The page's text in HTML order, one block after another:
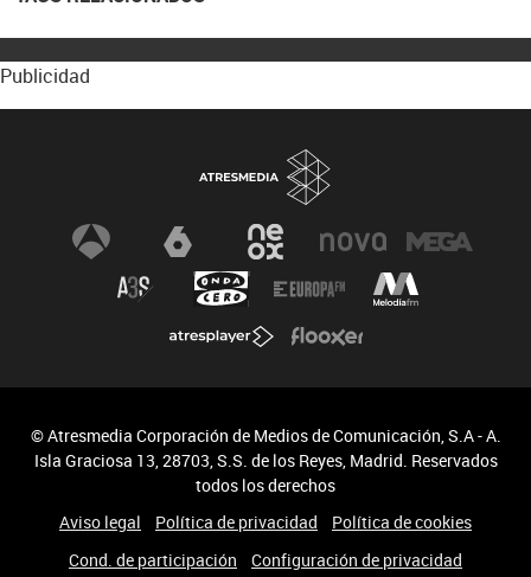
Publicidad
© Atresmedia Corporación de Medios de Comunicación, S.A - A.
Isla Graciosa 13, 28703, S.S. de los Reyes, Madrid. Reservados
todos los derechos
Aviso legal
Política de privacidad
Política de cookies
Cond. de participación
Configuración de privacidad